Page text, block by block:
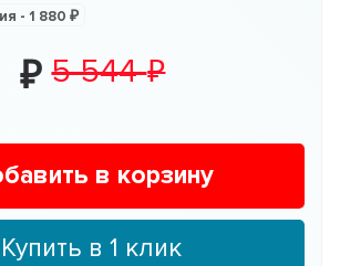
-1 880
5 544
в корзину
Купить в 1 клик